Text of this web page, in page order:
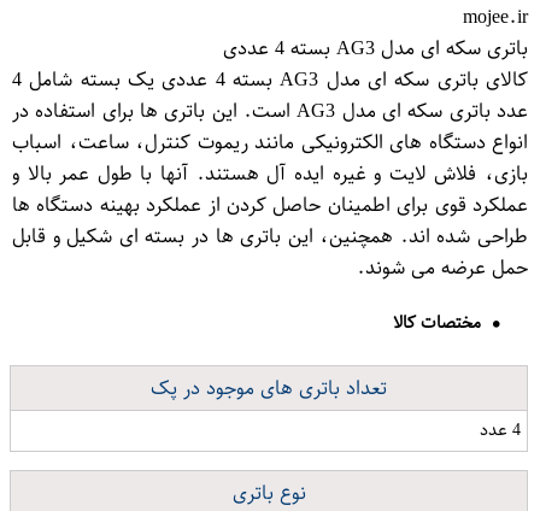
mojee.ir
باتری سکه ای مدل AG3 بسته 4 عددی
کالای باتری سکه ای مدل AG3 بسته 4 عددی یک بسته شامل 4
عدد باتری سکه ای مدل AG3 است. این باتری ها برای استفاده در
انواع دستگاه های الکترونیکی مانند ریموت کنترل، ساعت، اسباب
بازی، فلاش لایت و غیره ایده آل هستند. آنها با طول عمر بالا و
عملکرد قوی برای اطمینان حاصل کردن از عملکرد بهینه دستگاه ها
طراحی شده اند. همچنین، این باتری ها در بسته ای شکیل و قابل
حمل عرضه می شوند.
مختصات کالا
تعداد باتری های موجود در پک
4 عدد
نوع باتری